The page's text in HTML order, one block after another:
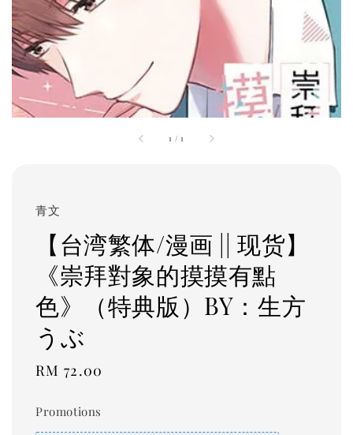
1 /1
青文
【台湾繁体/漫画 || 现货】
《崇拜對象的摸摸有點
色》（特典版）BY：生方
うぶ
Regular
RM 72.00
Promotions